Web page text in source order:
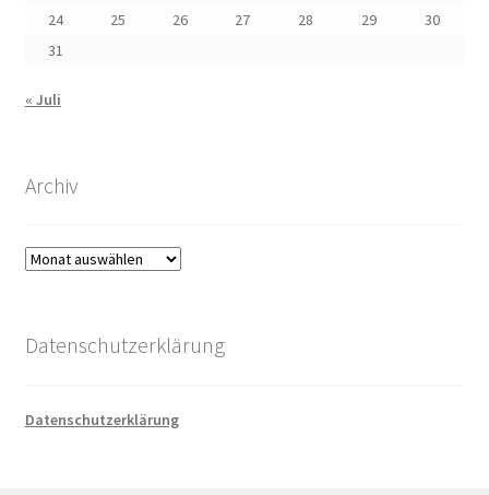
24
25 26 27 28 29
30
31
« Juli
Archiv
Archiv
Datenschutzerklärung
Datenschutzerklärung